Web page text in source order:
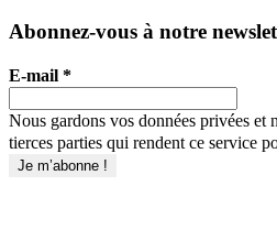
Abonnez-vous à notre
E-mail *
Nous gardons vos données privées et
tierces parties qui rendent ce service